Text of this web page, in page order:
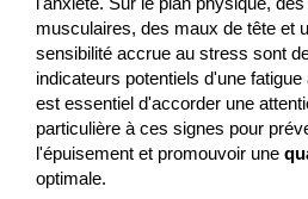
musculaires, des maux de tête et
sensibilité accrue au stress sont
indicateurs potentiels d'une fatigue
est essentiel d'accorder une
particulière à ces signes pour
l'épuisement et promouvoir une
optimale.